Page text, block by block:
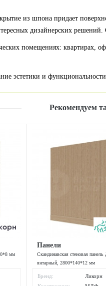
из шпона придает
дизайнерских
помещениях: квартирах,
эстетики и
Рекомендуем
мм
Панели
Скандинавская стеновая панель
янтарный, 2800*140*12 мм
Бренд:
Ликорн